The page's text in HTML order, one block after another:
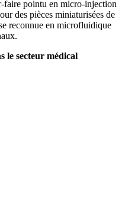
faire pointu en micro-injection
des pièces miniaturisées de
reconnue en microfluidique
le secteur médical